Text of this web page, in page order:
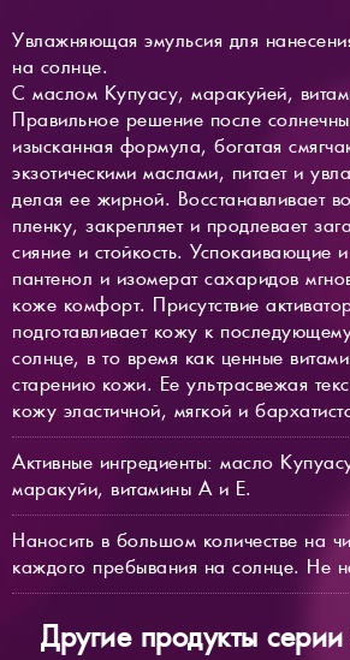
Увлажняющая эмульсия для
на солнце.
С маслом Купуасу, маракуйей,
Правильное решение после
изысканная формула, богатая
экзотическими маслами, питает и
делая ее жирной. Восстанавливает
пленку, закрепляет и продлевает
сияние и стойкость. Успокаивающие
пантенол и изомерат сахаридов
коже комфорт. Присутствие
подготавливает кожу к
солнце, в то время как ценные
старению кожи. Ее ультрасвежая
кожу эластичной, мягкой и
Активные ингредиенты: масло
маракуйи, витамины А и Е.
Наносить в большом количестве на
каждого пребывания на солнце. Не
Другие продукты